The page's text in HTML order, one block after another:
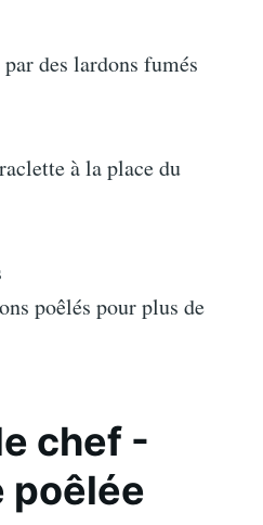
des lardons fumés
à la place du
poêlés pour plus de
chef -